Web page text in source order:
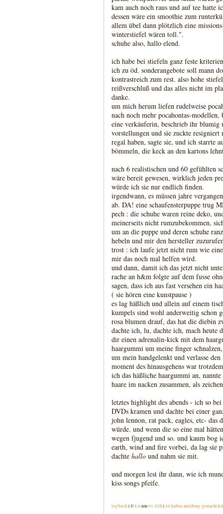
kam auch noch raus und auf tee hatte
dessen wäre ein smoothie zum
allem übel dann plötzlich eine
winterstiefel wären toll.".
schuhe also, hallo elend.
ich habe bei stiefeln ganz feste
ich zu öd. sonderangebote soll mann
kontrastreich zum rest. also hohe
reißverschluß und das alles nicht im
danke.
um mich herum liefen rudelweise
nach noch mehr pocahontas-
eine verkäuferin, beschrieb ihr blumig
vorstellungen und sie zuckte
regal haben, sagte sie, und ich starrte
bömmeln, die keck an den kartons
nach 6 realistischen und 60 gefühlten
wäre bereit gewesen, wirklich jeden
würde ich sie nur endlich finden.
irgendwann, es müssen jahre
ab. DA! eine schaufensterpuppe trug
pech : die schuhe waren reine deko,
meinerseits nicht rumzubekommen,
um an die puppe und deren schuhe
hebeln und mir den hersteller
trost : ich laufe jetzt nicht rum wie
mir das noch mal helfen wird.
und dann, damit ich das jetzt nicht
rache an h&m folgte auf dem fusse
sagen, dass ich aus fast versehen ein
( sie hören eine kunstpause )
es lag häßlich und allein auf einem
kumpels sind wohl anderweitig schon
rosa blumen drauf, das hat die diebin
dachte ich, lu, dachte ich, mach heute
dir einen adrenalin-kick mit dem
haargummi um meine finger
um mein handgelenkt und verlasse
moment des hinausgehens war
ich das häßliche haargummi an,
haare im nacken zusammen, als
letztes highlight des abends - ich so
DVDs kramen und dachte bei einer
john lennon, rat pack, eagles, etc-
würde. und wenn die so eine mal
wegen fjugend und so. und kaum bog
earth, wind and fire vorbei, da lag sie
dachte hallo und nahm sie mit.
und morgen lest ihr dann, wie ich
kiss songs pfeife.
logbuch | ©Lu um01:02h | 10 haben meldung gemacht|